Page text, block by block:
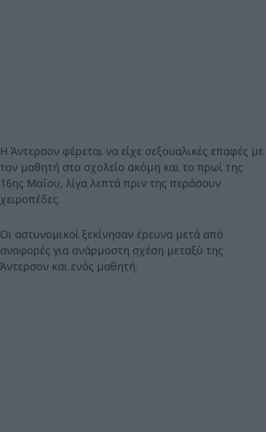
Η Άντερσον φέρεται να είχε σεξουαλικές επαφές με
τον μαθητή στο σχολείο ακόμη και το πρωί της
16ης Μαΐου, λίγα λεπτά πριν της περάσουν
χειροπέδες.
Οι αστυνομικοί ξεκίνησαν έρευνα μετά από
αναφορές για ανάρμοστη σχέση μεταξύ της
Άντερσον και ενός μαθητή.